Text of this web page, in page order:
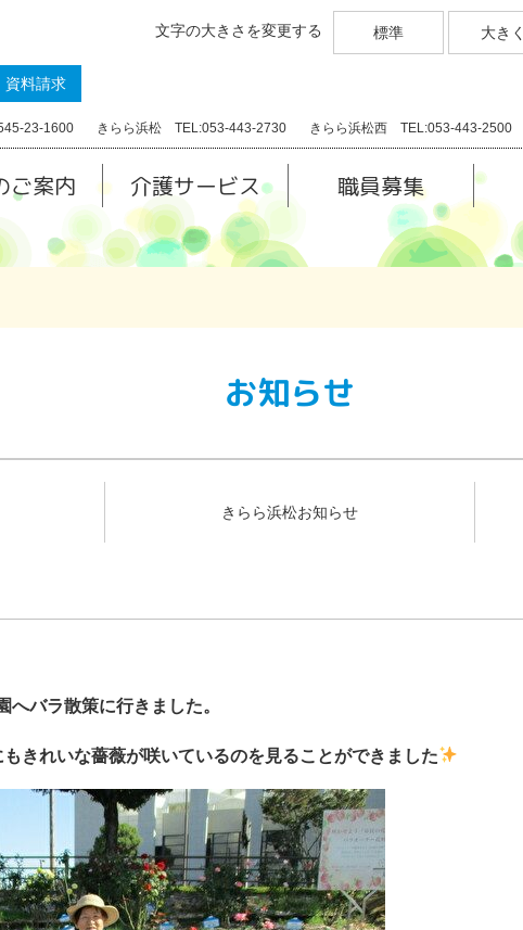
文字の大きさを変更する 標準 大きく
資料請求
23-1600 きらら浜松 TEL:053-443-2730 きらら浜松西 TEL:053-443-2500
ご案内 介護サービス 職員募集
お知らせ
きらら浜松お知らせ
バラ散策に行きました。
きれいな薔薇が咲いているのを見ることができました